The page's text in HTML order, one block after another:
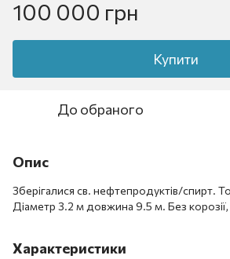
100 000 грн
Купити
До обраного
Опис
Зберігалися св. нефтепродуктів/спирт.
Діаметр 3.2 м довжина 9.5 м. Без корозії,
Характеристики